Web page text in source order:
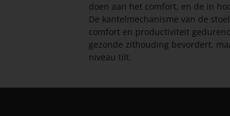
doen aan het comfort, en de in
De kantelmechanisme van de
comfort en productiviteit
gezonde zithouding bevordert,
niveau tilt.